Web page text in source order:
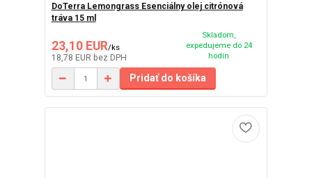
DoTerra Lemongrass Esenciálny olej citrónová
tráva 15 ml
23,10 EUR/ks
18,78 EUR bez DPH
Skladom,
expedujeme do 24
hodín
Pridať do košíka